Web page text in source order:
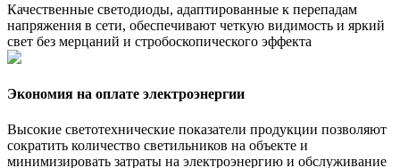
Качественные светодиоды, адаптированные к перепадам
напряжения в сети, обеспечивают четкую видимость и яркий
свет без мерцаний и стробоскопического эффекта
Экономия на оплате электроэнергии
Высокие светотехнические показатели продукции позволяют
сократить количество светильников на объекте и
минимизировать затраты на электроэнергию и обслуживание